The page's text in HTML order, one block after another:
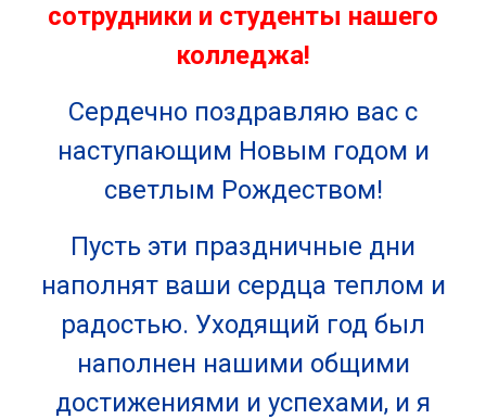
сотрудники и студенты нашего
колледжа!
Сердечно поздравляю вас с
наступающим Новым годом и
светлым Рождеством!
Пусть эти праздничные дни
наполнят ваши сердца теплом и
радостью. Уходящий год был
наполнен нашими общими
достижениями и успехами, и я